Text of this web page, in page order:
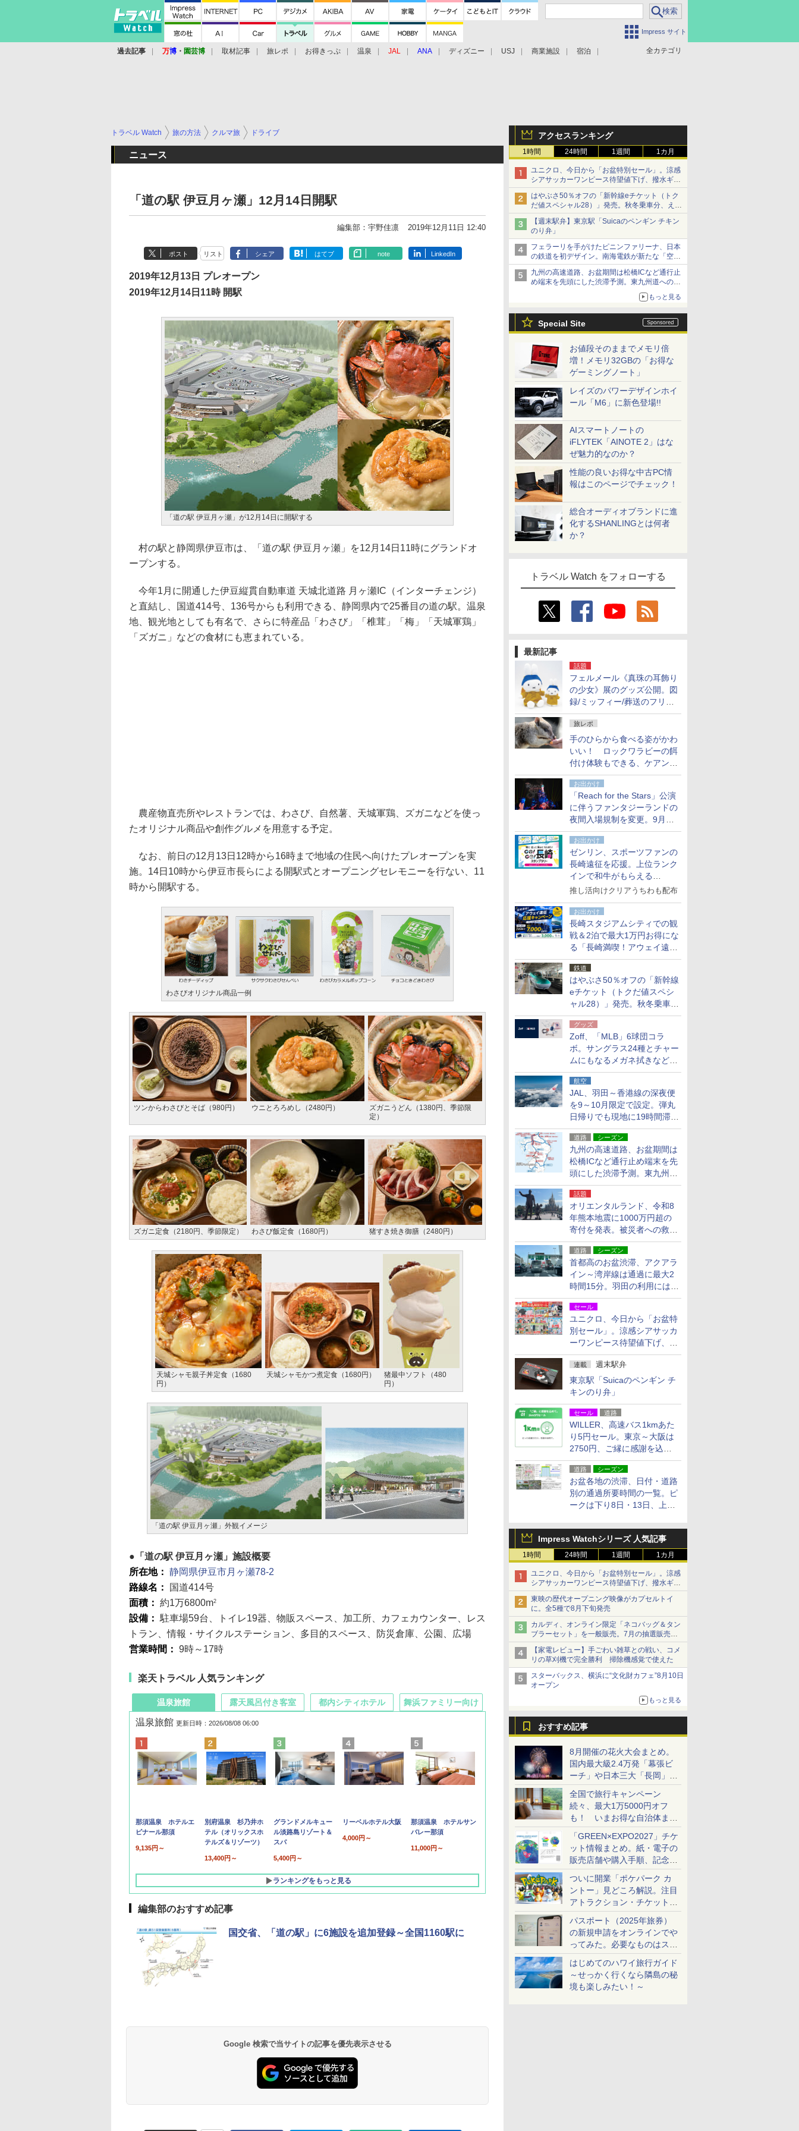
Impress サイト
全カテゴリ
過去記事 万博 ・ 園芸博 取材記事 旅レポ お得きっぷ 温泉 JAL ANA ディズニー USJ 商業施設 宿泊
アクセスランキング
1時間 24時間 1週間 1カ月
ユニクロ、今日から「お盆特別セール」。涼感
シアサッカーワンピース待望値下げ、撥水ギア
ショーツは1990円に
はやぶさ50％オフの「新幹線eチケット（トク
だ値スペシャル28）」発売。秋冬乗車分、えき
ねっと限定
【週末駅弁】東京駅「Suicaのペンギン チキン
のり弁」
フェラーリを手がけたピニンファリーナ、日本
の鉄道を初デザイン。南海電鉄が新たな「空港
特急」をなにわ筋線へ導入
九州の高速道路、お盆期間は松橋ICなど通行止
め端末を先頭にした渋滞予測。東九州道への迂
もっと見る
Special Site
お値段そのままでメモリ倍
増！メモリ32GBの「お得な
ゲーミングノート」
レイズのパワーデザインホイ
ール「M6」に新色登場!!
AIスマートノートの
iFLYTEK「AINOTE 2」はな
ぜ魅力的なのか？
性能の良いお得な中古PC情
報はこのページでチェック！
総合オーディオブランドに進
化するSHANLINGとは何者
か？
トラベル Watch をフォローする
最新記事
話題
フェルメール《真珠の耳飾り
の少女》展のグッズ公開。図
録/ミッフィー/葬送のフリー
レンほか、注目ブランドコラ
ボが実現
旅レポ
手のひらから食べる姿がかわ
いい！ ロックワラビーの餌
付け体験もできる、ケアンズ
でアサートン高原の日本語ガ
イド付きツアーに参加してみ
た
お出かけ
「Reach for the Stars」公演
に伴うファンタジーランドの
夜間入場規制を変更。9月か
ら18時50分～20時ごろに
お出かけ
ゼンリン、スポーツファンの
長崎遠征を応援。上位ランク
インで和牛がもらえる
「GO！GO！長崎スタンプラ
推し活向けクリアうちわも配布
お出かけ
長崎スタジアムシティでの観
戦＆2泊で最大1万円お得にな
る「長崎満喫！アウェイ遠征
応援キャンペーン」
鉄道
はやぶさ50％オフの「新幹線
eチケット（トクだ値スペシ
ャル28）」発売。秋冬乗車
分、えきねっと限定
グッズ
Zoff、「MLB」6球団コラ
ボ。サングラス24種とチャー
ムにもなるメガネ拭きなど雑
貨24種
航空
JAL、羽田～香港線の深夜便
を9～10月限定で設定。弾丸
日帰りでも現地に19時間滞在
できる
道路 シーズン
九州の高速道路、お盆期間は
松橋ICなど通行止め端末を先
頭にした渋滞予測。東九州道
への迂回は料金調整を実施
話題
オリエンタルランド、令和8
年熊本地震に1000万円超の
寄付を発表。被災者への救援
活動・復旧支援
道路 シーズン
首都高のお盆渋滞、アクアラ
イン～湾岸線は通過に最大2
時間15分。羽田の利用には
「空港西出口」の利用検討を
セール
ユニクロ、今日から「お盆特
別セール」。涼感シアサッカ
ーワンピース待望値下げ、撥
水ギアショーツは1990円に
連載 週末駅弁
東京駅「Suicaのペンギン チ
キンのり弁」
セール 道路
WILLER、高速バス1kmあた
り5円セール。東京～大阪は
2750円、ご縁に感謝を込め
た20周年記念キャンペーン
道路 シーズン
お盆各地の渋滞、日付・道路
別の通過所要時間の一覧。ピ
ークは下り8日・13日、上り
Impress Watchシリーズ 人気記事
1時間 24時間 1週間 1カ月
ユニクロ、今日から「お盆特別セール」。涼感
シアサッカーワンピース待望値下げ、撥水ギア
ショーツは1990円に
東映の歴代オープニング映像がカプセルトイ
に。全5種で8月下旬発売
カルディ、オンライン限定「ネコバッグ＆タン
ブラーセット」を一般販売。7月の抽選販売の
当選無効分
【家電レビュー】手ごわい雑草との戦い、コメ
リの草刈機で完全勝利 掃除機感覚で使えた
スターバックス、横浜に“文化財カフェ”8月10日
オープン
もっと見る
おすすめ記事
8月開催の花火大会まとめ。
国内最大級2.4万発「幕張ビ
ーチ」や日本三大「長岡」な
ど大型イベント目白押し！
全国で旅行キャンペーン
続々、最大1万5000円オフ
も！ いまお得な自治体まと
め
「GREEN×EXPO2027」チケ
ット情報まとめ。紙・電子の
販売店舗や購入手順、記念チ
ケットも解説
ついに開業「ポケパーク カ
ントー」見どころ解説。注目
アトラクション・チケット手
配・来場前に必要な準備は？
パスポート（2025年旅券）
の新規申請をオンラインでや
ってみた。必要なものはスマ
ホとマイナカードのみ
はじめてのハワイ旅行ガイド
～せっかく行くなら隣島の秘
境も楽しみたい！～
トラベル Watch 旅の方法 クルマ旅 ドライブ
ニュース
「道の駅 伊豆月ヶ瀬」12月14日開駅
編集部：宇野佳凛 2019年12月11日 12:40
ポスト リスト シェア はてブ note LinkedIn
2019年12月13日 プレオープン
2019年12月14日11時 開駅
「道の駅 伊豆月ヶ瀬」が12月14日に開駅する
村の駅と静岡県伊豆市は、「道の駅 伊豆月ヶ瀬」を12月14日11時にグランドオ
ープンする。
今年1月に開通した伊豆縦貫自動車道 天城北道路 月ヶ瀬IC（インターチェンジ）
と直結し、国道414号、136号からも利用できる、静岡県内で25番目の道の駅。温泉
地、観光地としても有名で、さらに特産品「わさび」「椎茸」「梅」「天城軍鶏」
「ズガニ」などの食材にも恵まれている。
農産物直売所やレストランでは、わさび、自然薯、天城軍鶏、ズガニなどを使っ
たオリジナル商品や創作グルメを用意する予定。
なお、前日の12月13日12時から16時まで地域の住民へ向けたプレオープンを実
施。14日10時から伊豆市長らによる開駅式とオープニングセレモニーを行ない、11
時から開駅する。
わさびオリジナル商品一例
ツンからわさびとそば（980円） ウニとろろめし（2480円）
ズガニうどん（1380円、季節限
定）
ズガニ定食（2180円、季節限定） わさび飯定食（1680円） 猪すき焼き御膳（2480円）
天城シャモ親子丼定食（1680
円）
天城シャモかつ煮定食（1680円）
猪最中ソフト（480
円）
「道の駅 伊豆月ヶ瀬」外観イメージ
「道の駅 伊豆月ヶ瀬」施設概要
所在地： 静岡県伊豆市月ヶ瀬78-2
路線名：
国道414号
面積： 約1万6800m2
設備： 駐車場59台、トイレ19器、物販スペース、加工所、カフェカウンター、レス
トラン、情報・サイクルステーション、多目的スペース、防災倉庫、公園、広場
営業時間： 9時～17時
楽天トラベル 人気ランキング
温泉旅館
温泉旅館 更新日時：2026/08/08 06:00
那須温泉 ホテルエ
ピナール那須
9,135円～
別府温泉 杉乃井ホ
テル（オリックスホ
テルズ＆リゾーツ）
13,400円～
グランドメルキュー
ル淡路島リゾート＆
スパ
5,400円～
リーベルホテル大阪
4,000円～
那須温泉 ホテルサン
バレー那須
11,000円～
ランキングをもっと見る
露天風呂付き客室
10,450円～
19,541円～
都内シティホテル 舞浜ファミリー向け
7,950円～
5,758円～
編集部のおすすめ記事
国交省、「道の駅」に6施設を追加登録～全国1160駅に
Google 検索で当サイトの記事を優先表示させる